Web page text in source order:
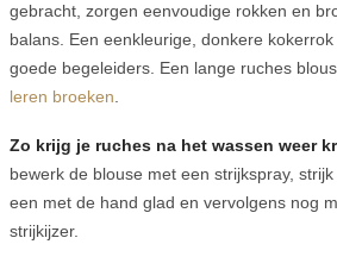
gebracht, zorgen eenvoudige rokken en
balans. Een eenkleurige, donkere kokerrok
goede begeleiders. Een lange ruches
leren broeken
Zo krijg je ruches na het wassen weer
bewerk de blouse met een strijkspray,
een met de hand glad en vervolgens nog
strijkijzer.